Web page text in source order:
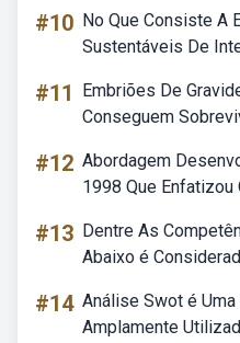
#10 No Que Consiste A
Sustentáveis De
#11
Embriões De
Conseguem
#12 Abordagem
1998 Que Enfatizou
#13 Dentre As
Abaixo é
#14 Análise Swot é
Amplamente